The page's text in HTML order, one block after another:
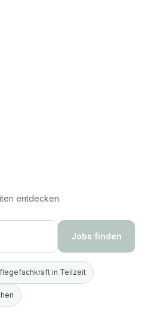
entdecken.
Jobs finden
in Teilzeit